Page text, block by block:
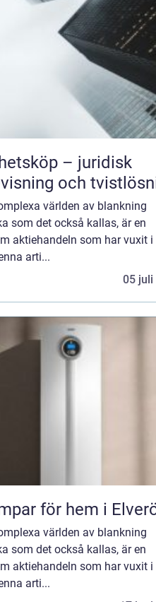
– juridisk
och
världen av blankning
som det också kallas, är en
aktiehandeln som har vuxit i
arti...
05 juli
för hem i
världen av blankning
som det också kallas, är en
aktiehandeln som har vuxit i
arti...